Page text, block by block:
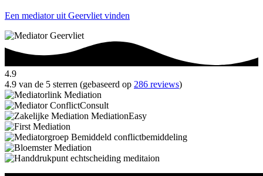
Een mediator uit Geervliet vinden
4.9
4.9 van de 5 sterren (gebaseerd op 286 reviews)